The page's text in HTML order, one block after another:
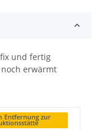
und fertig
erwärmt
Entfernung zur